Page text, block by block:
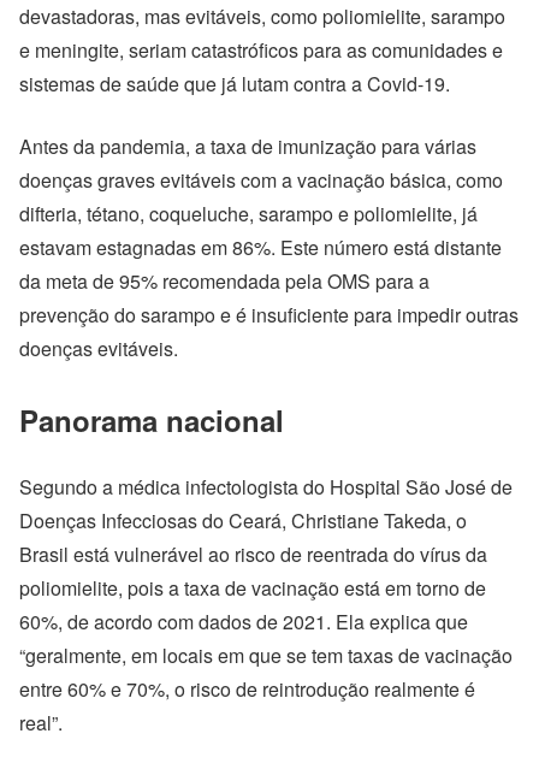
devastadoras, mas evitáveis, como poliomielite, sarampo
e meningite, seriam catastróficos para as comunidades e
sistemas de saúde que já lutam contra a Covid-19.
Antes da pandemia, a taxa de imunização para várias
doenças graves evitáveis com a vacinação básica, como
difteria, tétano, coqueluche, sarampo e poliomielite, já
estavam estagnadas em 86%. Este número está distante
da meta de 95% recomendada pela OMS para a
prevenção do sarampo e é insuficiente para impedir outras
doenças evitáveis.
Panorama nacional
Segundo a médica infectologista do Hospital São José de
Doenças Infecciosas do Ceará, Christiane Takeda, o
Brasil está vulnerável ao risco de reentrada do vírus da
poliomielite, pois a taxa de vacinação está em torno de
60%, de acordo com dados de 2021. Ela explica que
“geralmente, em locais em que se tem taxas de vacinação
entre 60% e 70%, o risco de reintrodução realmente é
real”.